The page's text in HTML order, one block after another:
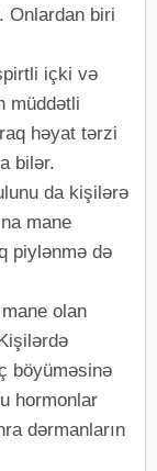
Onlardan biri
içki və
müddətli
həyat tərzi
bilər.
da kişilərə
mane
piylənmə də
mane olan
böyüməsinə
hormonlar
dərmanların